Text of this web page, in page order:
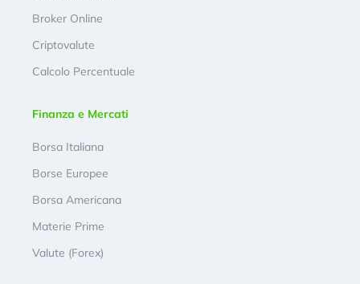
Broker Online
Criptovalute
Calcolo Percentuale
Finanza e Mercati
Borsa Italiana
Borse Europee
Borsa Americana
Materie Prime
Valute (Forex)